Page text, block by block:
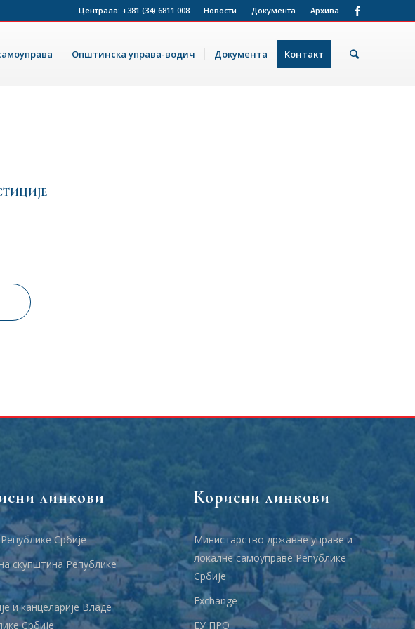
Новости Документа Архива
Централа: +381 (34) 6811 008
Општинска управа-водич Документа Контакт
линкови
Србије
скупштина Републике
и канцеларије Владе
Србије
Корисни линкови
Министарство државне управе и
локалне самоуправе Републике
Србије
Еxchange
ЕУ ПРО